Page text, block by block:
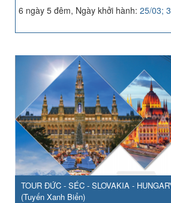
6 ngày 5 đêm, Ngày khởi hành: 25/03;
TOUR ĐỨC - SÉC - SLOVAKIA -
(Tuyến Xanh Biển)